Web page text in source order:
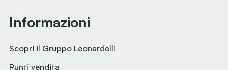
Informazioni
Scopri il Gruppo Leonardelli
Punti vendita